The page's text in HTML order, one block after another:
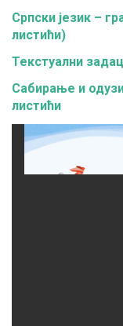
Српски језик –
листићи)
Текстуални
Сабирање и
листићи